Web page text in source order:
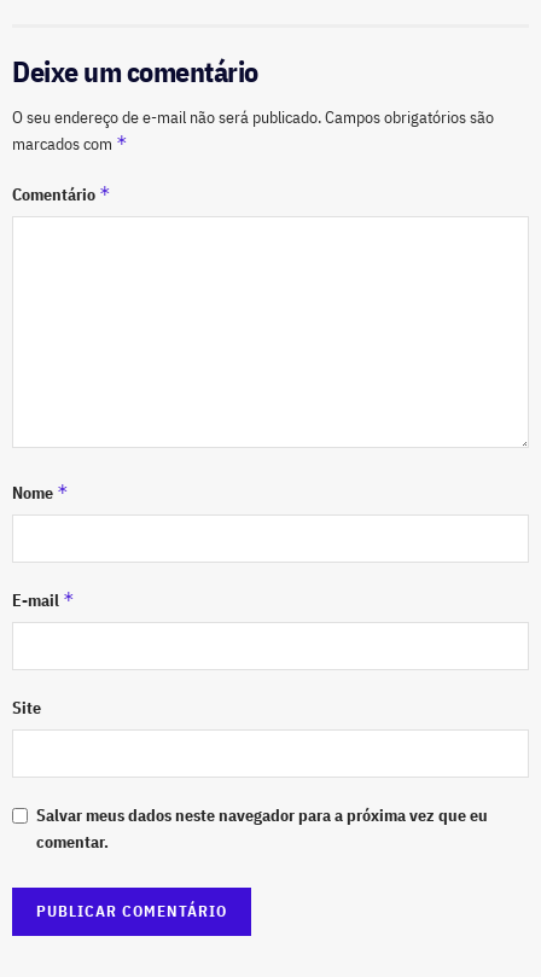
Deixe um comentário
O seu endereço de e-mail não será publicado.Campos obrigatórios são
marcados com *
Comentário *
Nome *
E-mail *
Site
Salvar meus dados neste navegador para a próxima vez que eu
comentar.